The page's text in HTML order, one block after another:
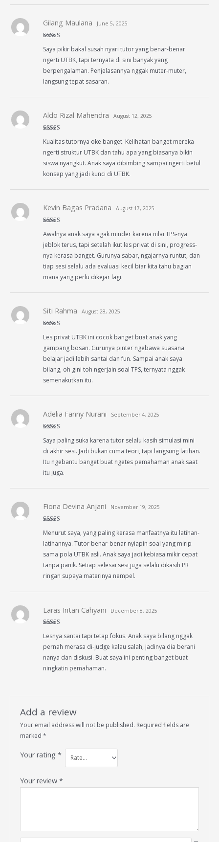
out of 5
Gilang Maulana June 5, 2025
Saya pikir bakal susah nyari tutor yang benar-benar
ngerti UTBK, tapi ternyata di sini banyak yang
berpengalaman. Penjelasannya nggak muter-muter,
langsung tepat sasaran.
out of 5
Aldo Rizal Mahendra August 12, 2025
Kualitas tutornya oke banget. Kelihatan banget mereka
ngerti struktur UTBK dan tahu apa yang biasanya bikin
siswa nyangkut. Anak saya dibimbing sampai ngerti betul
konsep yang jadi kunci di UTBK.
of 5
Kevin Bagas Pradana August 17, 2025
Awalnya anak saya agak minder karena nilai TPS-nya
jeblok terus, tapi setelah ikut les privat di sini, progress-
nya kerasa banget. Gurunya sabar, ngajarnya runtut, dan
tiap sesi selalu ada evaluasi kecil biar kita tahu bagian
mana yang perlu dikejar lagi.
out of 5
Siti Rahma August 28, 2025
Les privat UTBK ini cocok banget buat anak yang
gampang bosan. Gurunya pinter ngebawa suasana
belajar jadi lebih santai dan fun. Sampai anak saya
bilang, oh gini toh ngerjain soal TPS, ternyata nggak
semenakutkan itu.
of 5
Adelia Fanny Nurani September 4, 2025
Saya paling suka karena tutor selalu kasih simulasi mini
di akhir sesi. Jadi bukan cuma teori, tapi langsung latihan.
Itu ngebantu banget buat ngetes pemahaman anak saat
itu juga.
out of 5
Fiona Devina Anjani November 19, 2025
Menurut saya, yang paling kerasa manfaatnya itu latihan-
latihannya. Tutor benar-benar nyiapin soal yang mirip
sama pola UTBK asli. Anak saya jadi kebiasa mikir cepat
tanpa panik. Setiap selesai sesi juga selalu dikasih PR
ringan supaya materinya nempel.
of 5
Laras Intan Cahyani December 8, 2025
Lesnya santai tapi tetap fokus. Anak saya bilang nggak
pernah merasa di-judge kalau salah, jadinya dia berani
nanya dan diskusi. Buat saya ini penting banget buat
ningkatin pemahaman.
Add a review
Your email address will not be published. Required fields are
marked*
Your rating*
Your review*